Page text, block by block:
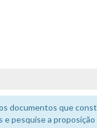
documentos que
e pesquise a proposição